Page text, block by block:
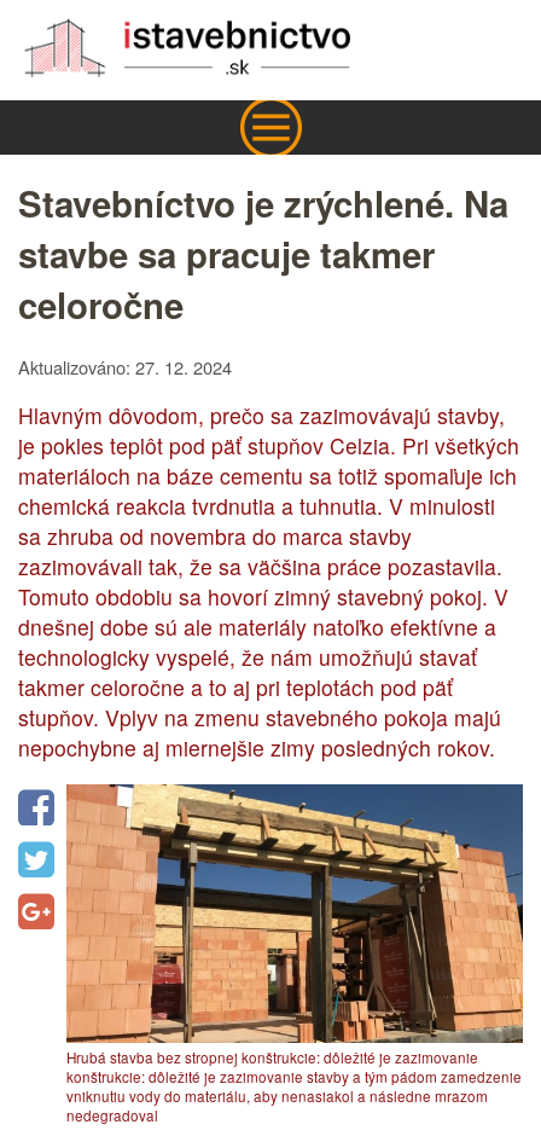
Stavebníctvo je zrýchlené. Na
stavbe sa pracuje takmer
celoročne
Aktualizováno: 27. 12. 2024
Hlavným dôvodom, prečo sa zazimovávajú stavby,
je pokles teplôt pod päť stupňov Celzia. Pri všetkých
materiáloch na báze cementu sa totiž spomaľuje ich
chemická reakcia tvrdnutia a tuhnutia. V minulosti
sa zhruba od novembra do marca stavby
zazimovávali tak, že sa väčšina práce pozastavila.
Tomuto obdobiu sa hovorí zimný stavebný pokoj. V
dnešnej dobe sú ale materiály natoľko efektívne a
technologicky vyspelé, že nám umožňujú stavať
takmer celoročne a to aj pri teplotách pod päť
stupňov. Vplyv na zmenu stavebného pokoja majú
nepochybne aj miernejšie zimy posledných rokov.
Hrubá stavba bez stropnej konštrukcie: dôležité je zazimovanie
konštrukcie: dôležité je zazimovanie stavby a tým pádom zamedzenie
vniknutiu vody do materiálu, aby nenasiakol a následne mrazom
nedegradoval